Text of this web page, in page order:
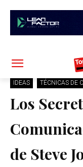
IDEAS TÉCNICAS DE
Los
de Steve